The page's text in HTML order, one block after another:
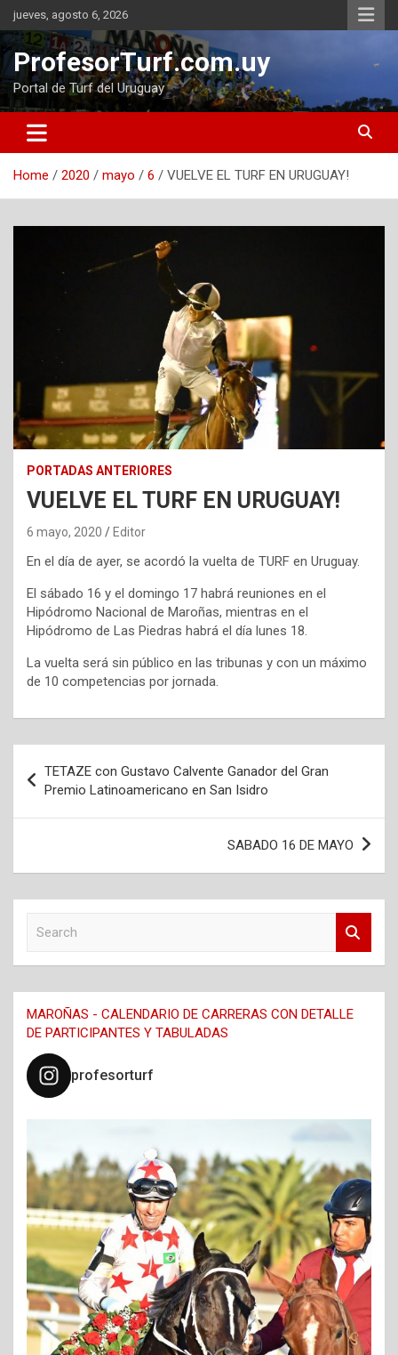
Skip
to
content
jueves, agosto 6, 2026
ProfesorTurf.com.uy
Portal de Turf del Uruguay
Home 2020 mayo 6 VUELVE EL TURF EN URUGUAY!
PORTADAS ANTERIORES
VUELVE EL TURF EN URUGUAY!
6 mayo, 2020 Editor
En el día de ayer, se acordó la vuelta de TURF en Uruguay.
El sábado 16 y el domingo 17 habrá reuniones en el
Hipódromo Nacional de Maroñas, mientras en el
Hipódromo de Las Piedras habrá el día lunes 18.
La vuelta será sin público en las tribunas y con un máximo
de 10 competencias por jornada.
de
entradas
TETAZE con Gustavo Calvente Ganador del Gran
Premio Latinoamericano en San Isidro
SABADO 16 DE MAYO
c
h
MAROÑAS - CALENDARIO DE CARRERAS CON DETALLE
DE PARTICIPANTES Y TABULADAS
profesorturf